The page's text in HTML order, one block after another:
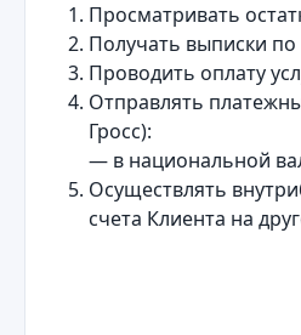
Просматривать
Получать выписки
Проводить оплату
Отправлять
Гросс):
— в национальной
Осуществлять
счета Клиента на